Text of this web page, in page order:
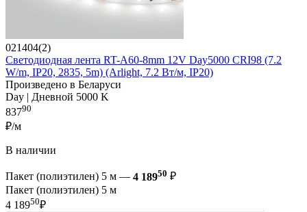
021404(2)
Светодиодная лента RT-A60-8mm 12V Day5000 CRI98 (7.2
W/m, IP20, 2835, 5m) (Arlight, 7.2 Вт/м, IP20)
Произведено в Беларуси
Day | Дневной 5000 K
83790
₽/м
В наличии
Пакет (полиэтилен) 5 м — 4 18950 ₽
Пакет (полиэтилен) 5 м
4 18950₽